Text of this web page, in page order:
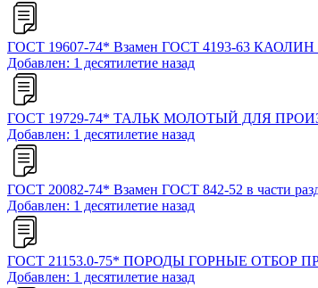
ГОСТ 19607-74* Взамен ГОСТ 4193-63
Добавлен: 1 десятилетие назад
ГОСТ 19729-74* ТАЛЬК МОЛОТЫЙ ДЛЯ
Добавлен: 1 десятилетие назад
ГОСТ 20082-74* Взамен ГОСТ 842-52 в
Добавлен: 1 десятилетие назад
ГОСТ 21153.0-75* ПОРОДЫ ГОРНЫЕ
Добавлен: 1 десятилетие назад